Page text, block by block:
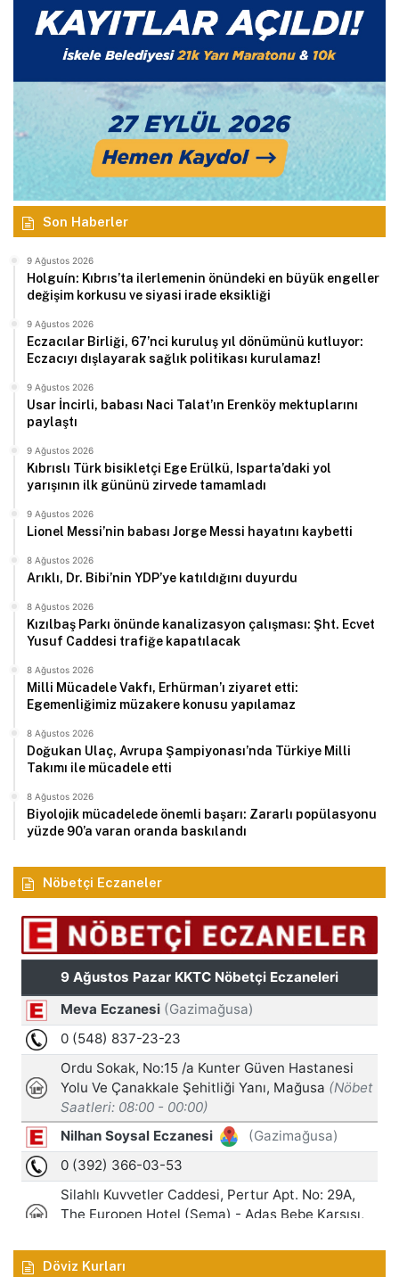
Son Haberler
9 Ağustos 2026
Holguín: Kıbrıs’ta ilerlemenin önündeki en büyük engeller
değişim korkusu ve siyasi irade eksikliği
9 Ağustos 2026
Eczacılar Birliği, 67’nci kuruluş yıl dönümünü kutluyor:
Eczacıyı dışlayarak sağlık politikası kurulamaz!
9 Ağustos 2026
Usar İncirli, babası Naci Talat’ın Erenköy mektuplarını
paylaştı
9 Ağustos 2026
Kıbrıslı Türk bisikletçi Ege Erülkü, Isparta’daki yol
yarışının ilk gününü zirvede tamamladı
9 Ağustos 2026
Lionel Messi’nin babası Jorge Messi hayatını kaybetti
8 Ağustos 2026
Arıklı, Dr. Bibi’nin YDP’ye katıldığını duyurdu
8 Ağustos 2026
Kızılbaş Parkı önünde kanalizasyon çalışması: Şht. Ecvet
Yusuf Caddesi trafiğe kapatılacak
8 Ağustos 2026
Milli Mücadele Vakfı, Erhürman’ı ziyaret etti:
Egemenliğimiz müzakere konusu yapılamaz
8 Ağustos 2026
Doğukan Ulaç, Avrupa Şampiyonası’nda Türkiye Milli
Takımı ile mücadele etti
8 Ağustos 2026
Biyolojik mücadelede önemli başarı: Zararlı popülasyonu
yüzde 90’a varan oranda baskılandı
Nöbetçi Eczaneler
Döviz Kurları